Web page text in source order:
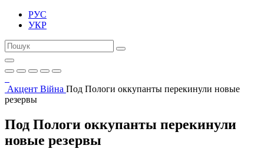
РУС
УКР
Акцент Війна Под Пологи оккупанты перекинули новые
резервы
Под Пологи оккупанты перекинули
новые резервы